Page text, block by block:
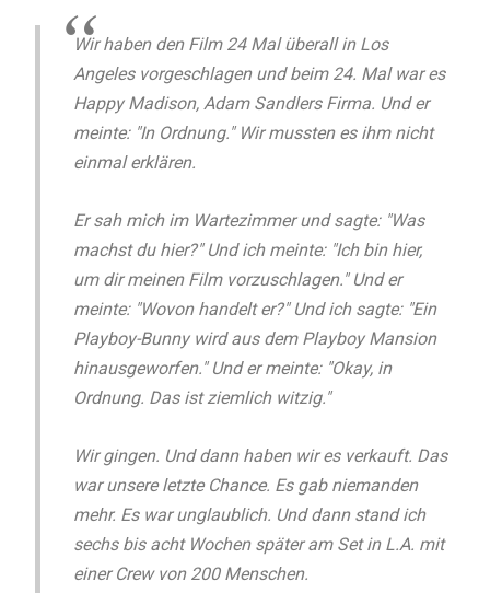
Wir haben den Film 24 Mal überall in Los
Angeles vorgeschlagen und beim 24. Mal war es
Happy Madison, Adam Sandlers Firma. Und er
meinte: "In Ordnung." Wir mussten es ihm nicht
einmal erklären.
Er sah mich im Wartezimmer und sagte: "Was
machst du hier?" Und ich meinte: "Ich bin hier,
um dir meinen Film vorzuschlagen." Und er
meinte: "Wovon handelt er?" Und ich sagte: "Ein
Playboy-Bunny wird aus dem Playboy Mansion
hinausgeworfen." Und er meinte: "Okay, in
Ordnung. Das ist ziemlich witzig."
Wir gingen. Und dann haben wir es verkauft. Das
war unsere letzte Chance. Es gab niemanden
mehr. Es war unglaublich. Und dann stand ich
sechs bis acht Wochen später am Set in L.A. mit
einer Crew von 200 Menschen.